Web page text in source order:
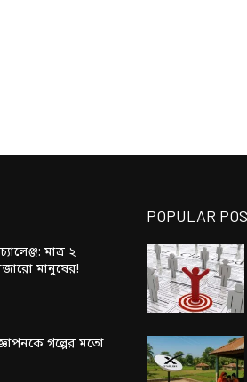
মাত্র ২
মানুষের!
গল্পের মতো
POPULAR